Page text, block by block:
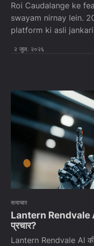
Roi Caudalange ke
swayam nirnay lein.
platform ki asli
२ जुल. २०२६
समाचार
Lantern Rendvale
प्रचार?
Lantern Rendvale AI